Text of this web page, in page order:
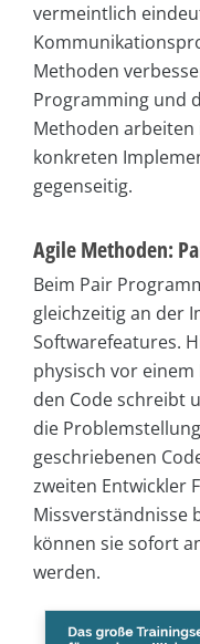
vermeintlich
Methoden
Programming und
Methoden arbeiten
konkreten
gegenseitig.
Agile Methoden:
Beim Pair
gleichzeitig an der
Softwarefeatures.
physisch vor
den Code schreibt
die
geschriebenen
zweiten Entwickler
Missverständnisse
können sie sofort
werden.